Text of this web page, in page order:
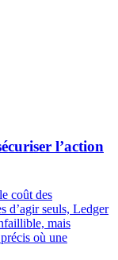
l’action
coût des
d’agir seuls, Ledger
mais
où une